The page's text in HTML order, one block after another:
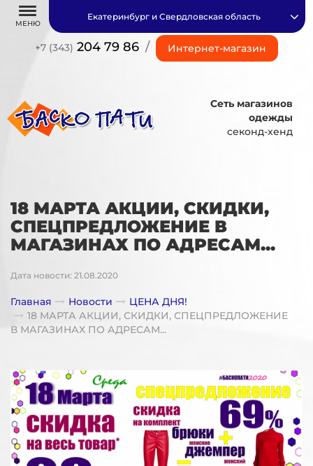
МЕНЮ
+7 (343) 204 79 86 / Интернет-магазин
Екатеринбург и Свердловская область
Сеть магазинов
одежды
секонд-хенд
18 МАРТА АКЦИИ, СКИДКИ,
СПЕЦПРЕДЛОЖЕНИЕ В
МАГАЗИНАХ ПО АДРЕСАМ...
Дата новости: 21.08.2020
Главная Новости
ЦЕНА ДНЯ!
18 МАРТА АКЦИИ, СКИДКИ, СПЕЦПРЕДЛОЖЕНИЕ
В МАГАЗИНАХ ПО АДРЕСАМ...